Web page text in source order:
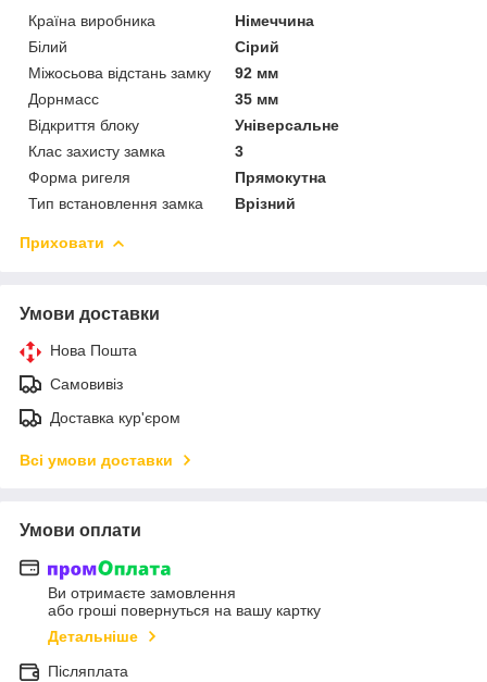
Країна виробника
Німеччина
Білий
Сірий
Міжосьова відстань замку
92 мм
Дорнмасс
35 мм
Відкриття блоку
Універсальне
Клас захисту замка
3
Форма ригеля
Прямокутна
Тип встановлення замка
Врізний
Приховати
Умови доставки
Нова Пошта
Самовивіз
Доставка кур'єром
Всі умови доставки
Умови оплати
Ви отримаєте замовлення
або гроші повернуться на вашу картку
Детальніше
Післяплата